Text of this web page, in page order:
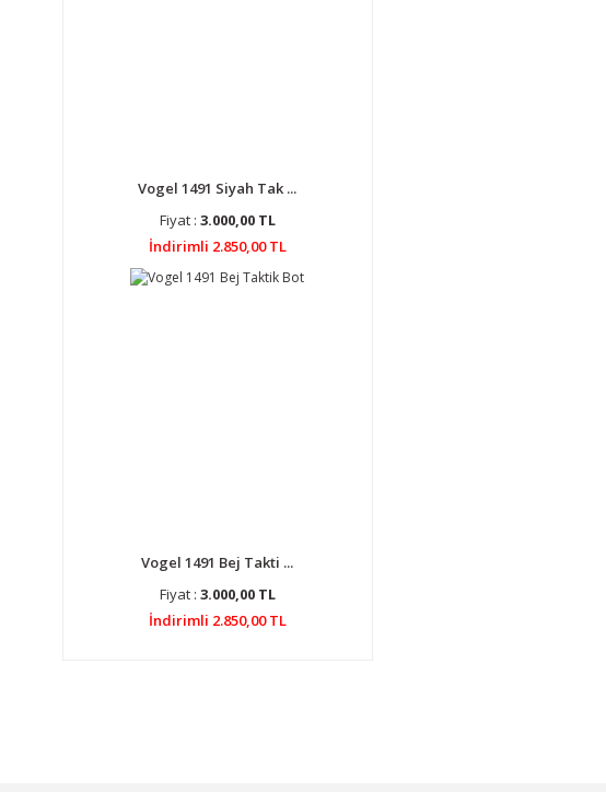
Vogel 1491 Siyah Tak ...
Fiyat : 3.000,00 TL
İndirimli 2.850,00 TL
Vogel 1491 Bej Takti ...
Fiyat : 3.000,00 TL
İndirimli 2.850,00 TL